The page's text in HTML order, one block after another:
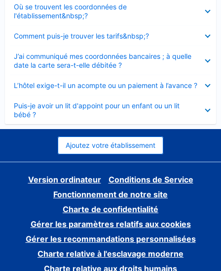
Où se trouvent les coordonnées de
l'établissement&nbsp;?
fermé
Comment puis-je trouver les tarifs&nbsp;?
fermé
J’ai communiqué mes coordonnées bancaires ; à quelle
date la carte sera-t-elle débitée ?
fermé
L’hôtel exige-t-il un acompte ou un paiement à l’avance ?
fermé
Puis-je avoir un lit d'appoint pour un enfant ou un lit
bébé ?
fermé
Ajoutez votre établissement
Version ordinateur
Conditions de Service
Fonctionnement de notre site
Charte de confidentialité
Gérer les paramètres relatifs aux cookies
Gérer les recommandations personnalisées
Charte relative à l'esclavage moderne
Charte relative aux droits humains